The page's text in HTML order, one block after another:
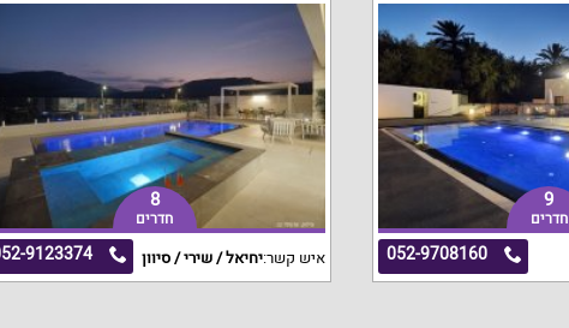
9
חדרים
052-9708160
8
חדרים
9123374 איש קשר:יחיאל / שירי / סיוון